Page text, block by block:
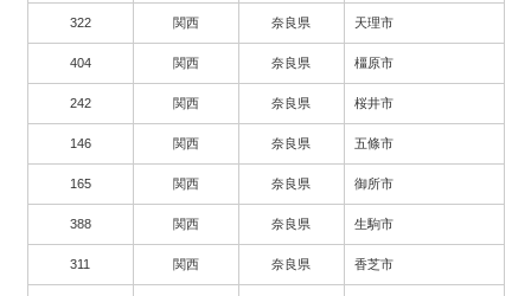
322 関西 奈良県 天理市
404 関西 奈良県 橿原市
242 関西 奈良県 桜井市
146 関西 奈良県 五條市
165 関西 奈良県 御所市
388 関西 奈良県 生駒市
311 関西 奈良県 香芝市